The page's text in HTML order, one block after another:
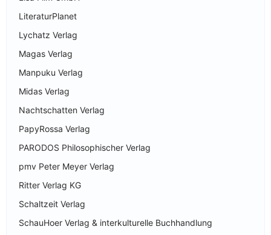
LiteraturPlanet
Lychatz Verlag
Magas Verlag
Manpuku Verlag
Midas Verlag
Nachtschatten Verlag
PapyRossa Verlag
PARODOS Philosophischer Verlag
pmv Peter Meyer Verlag
Ritter Verlag KG
Schaltzeit Verlag
SchauHoer Verlag & interkulturelle Buchhandlung